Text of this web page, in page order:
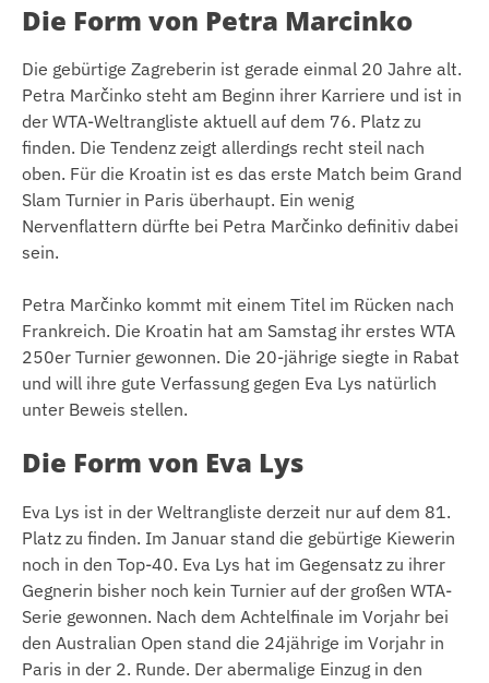
Die Form von Petra Marcinko
Die gebürtige Zagreberin ist gerade einmal 20 Jahre alt.
Petra Marčinko steht am Beginn ihrer Karriere und ist in
der WTA-Weltrangliste aktuell auf dem 76. Platz zu
finden. Die Tendenz zeigt allerdings recht steil nach
oben. Für die Kroatin ist es das erste Match beim Grand
Slam Turnier in Paris überhaupt. Ein wenig
Nervenflattern dürfte bei Petra Marčinko definitiv dabei
sein.
Petra Marčinko kommt mit einem Titel im Rücken nach
Frankreich. Die Kroatin hat am Samstag ihr erstes WTA
250er Turnier gewonnen. Die 20-jährige siegte in Rabat
und will ihre gute Verfassung gegen Eva Lys natürlich
unter Beweis stellen.
Die Form von Eva Lys
Eva Lys ist in der Weltrangliste derzeit nur auf dem 81.
Platz zu finden. Im Januar stand die gebürtige Kiewerin
noch in den Top-40. Eva Lys hat im Gegensatz zu ihrer
Gegnerin bisher noch kein Turnier auf der großen WTA-
Serie gewonnen. Nach dem Achtelfinale im Vorjahr bei
den Australian Open stand die 24jährige im Vorjahr in
Paris in der 2. Runde. Der abermalige Einzug in den